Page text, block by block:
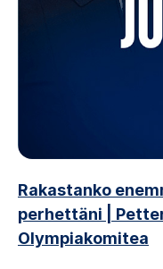
Rakastanko
perhettäni |
Olympiakomitea